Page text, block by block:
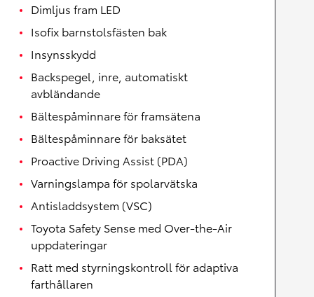
Dimljus fram LED
Isofix barnstolsfästen bak
Insynsskydd
Backspegel, inre, automatiskt
avbländande
Bältespåminnare för framsätena
Bältespåminnare för baksätet
Proactive Driving Assist (PDA)
Varningslampa för spolarvätska
Antisladdsystem (VSC)
Toyota Safety Sense med Over-the-Air
uppdateringar
Ratt med styrningskontroll för adaptiva
farthållaren